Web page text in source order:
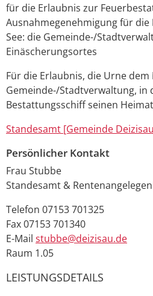
für die Erlaubnis zur
Ausnahmegenehmigung für
See: die Gemeinde-/
Einäscherungsortes
Für die Erlaubnis, die Urne
Gemeinde-/Stadtverwaltung, in
Bestattungsschiff seinen
Standesamt [Gemeinde
Persönlicher Kontakt
Frau Stubbe
Standesamt &
Telefon 07153 701325
Fax07153 701340
E-Mail stubbe@deizisau.de
Raum 1.05
LEISTUNGSDETAILS